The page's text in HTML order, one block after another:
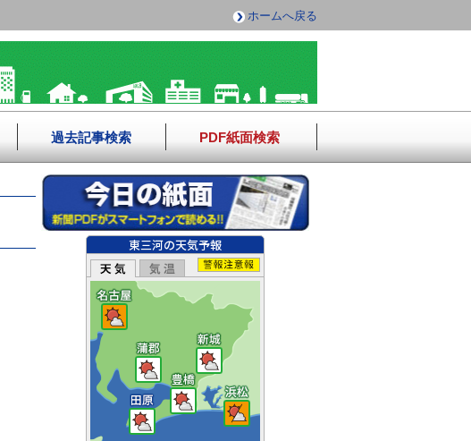
ホームへ戻る
過去記事検索 PDF紙面検索